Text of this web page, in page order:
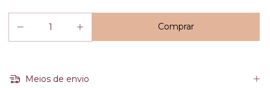
Meios de envio